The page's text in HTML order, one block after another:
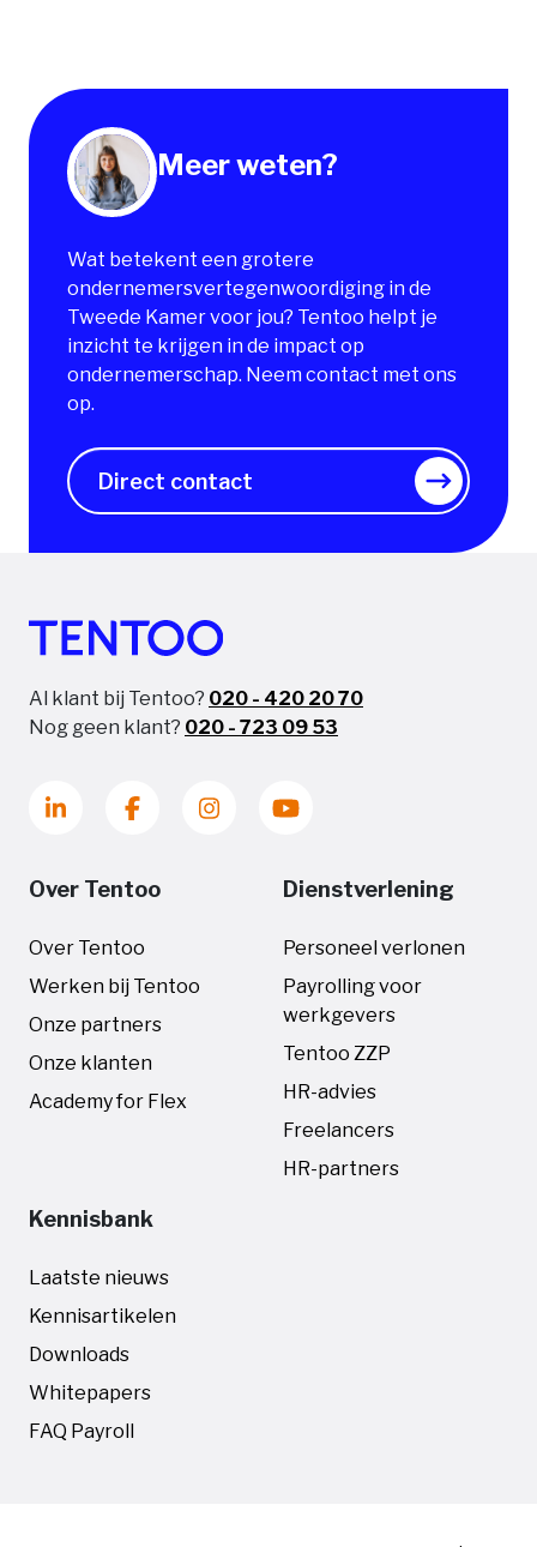
Meer weten?
Wat betekent een grotere
ondernemersvertegenwoordiging in de
Tweede Kamer voor jou? Tentoo helpt je
inzicht te krijgen in de impact op
ondernemerschap. Neem contact met ons
op.
Direct contact
Al klant bij Tentoo? 020 - 420 20 70
Nog geen klant? 020 - 723 09 53
Over Tentoo
Over Tentoo
Werken bij Tentoo
Onze partners
Onze klanten
Academy for Flex
Dienstverlening
Personeel verlonen
Payrolling voor
werkgevers
Tentoo ZZP
HR-advies
Freelancers
HR-partners
Kennisbank
Laatste nieuws
Kennisartikelen
Downloads
Whitepapers
FAQ Payroll